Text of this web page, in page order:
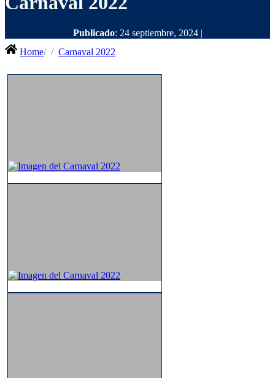
Publicado: 24 septiembre, 2024 |
Home
Carnaval 2022